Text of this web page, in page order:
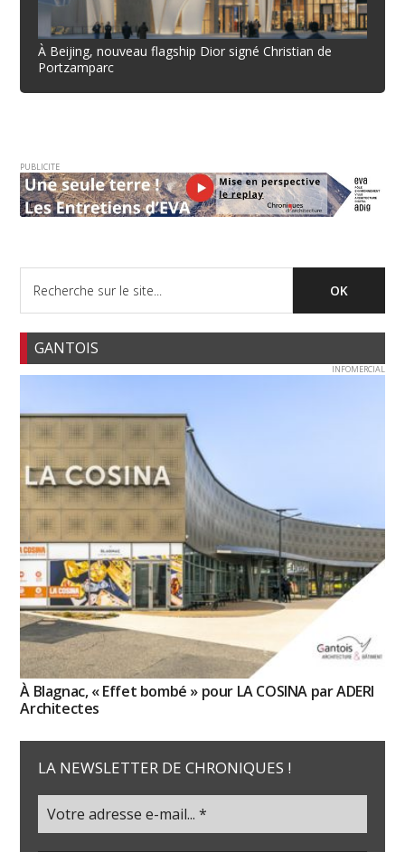
À Beijing, nouveau flagship Dior signé Christian de
Portzamparc
PUBLICITE
GANTOIS
INFOMERCIAL
À Blagnac, « Effet bombé » pour LA COSINA par ADERI
Architectes
LA NEWSLETTER DE CHRONIQUES !